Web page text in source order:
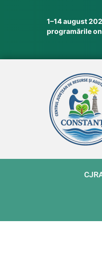
1–14 august
programările